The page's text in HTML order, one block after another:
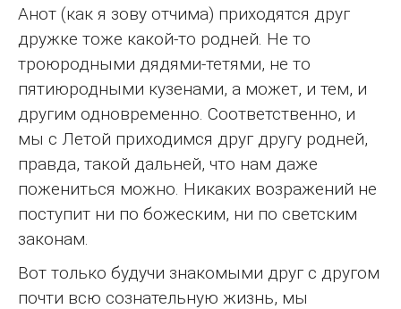
Анот (как я зову отчима) приходятся друг
дружке тоже какой-то родней. Не то
троюродными дядями-тетями, не то
пятиюродными кузенами, а может, и тем, и
другим одновременно. Соответственно, и
мы с Летой приходимся друг другу родней,
правда, такой дальней, что нам даже
пожениться можно. Никаких возражений не
поступит ни по божеским, ни по светским
законам.
Вот только будучи знакомыми друг с другом
почти всю сознательную жизнь, мы